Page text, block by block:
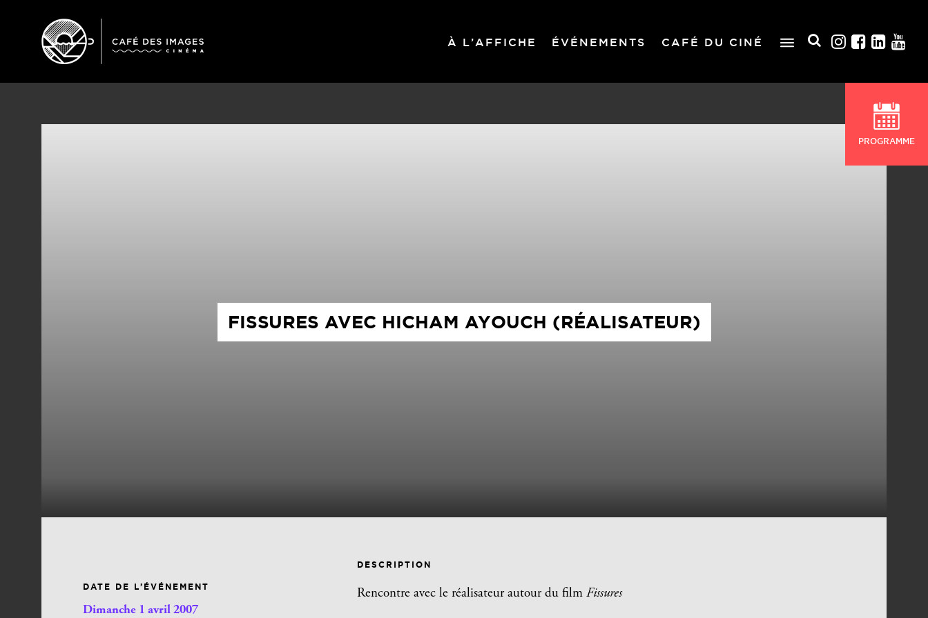
À L’AFFICHE ÉVÉNEMENTS CAFÉ DU CINÉ
PROGRAMME
FISSURES AVEC HICHAM AYOUCH (RÉALISATEUR)
DATE DE L’ÉVÉNEMENT
Dimanche 1 avril 2007
DESCRIPTION
Rencontre avec le réalisateur autour du filmFissures